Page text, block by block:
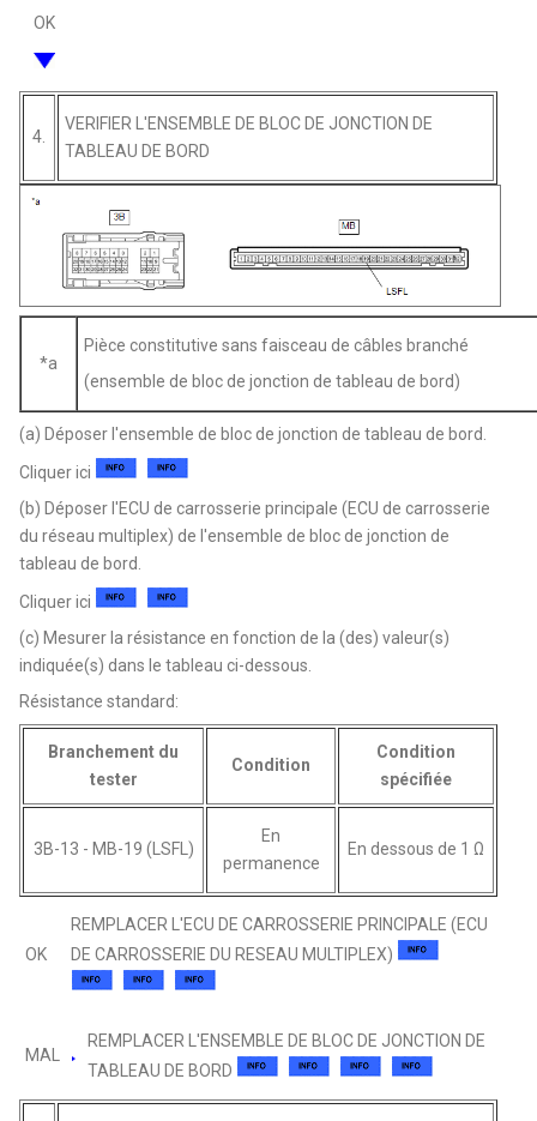
OK
4.
VERIFIER L'ENSEMBLE DE BLOC DE JONCTION DE
TABLEAU DE BORD
*a
Pièce constitutive sans faisceau de câbles branché
(ensemble de bloc de jonction de tableau de bord)
(a) Déposer l'ensemble de bloc de jonction de tableau de bord.
Cliquer ici
(b) Déposer l'ECU de carrosserie principale (ECU de carrosserie
du réseau multiplex) de l'ensemble de bloc de jonction de
tableau de bord.
Cliquer ici
(c) Mesurer la résistance en fonction de la (des) valeur(s)
indiquée(s) dans le tableau ci-dessous.
Résistance standard:
Branchement du
tester
Condition
Condition
spécifiée
3B-13 - MB-19 (LSFL)
En
permanence
En dessous de 1 Ω
OK
REMPLACER L'ECU DE CARROSSERIE PRINCIPALE (ECU
DE CARROSSERIE DU RESEAU MULTIPLEX)
MAL
REMPLACER L'ENSEMBLE DE BLOC DE JONCTION DE
TABLEAU DE BORD